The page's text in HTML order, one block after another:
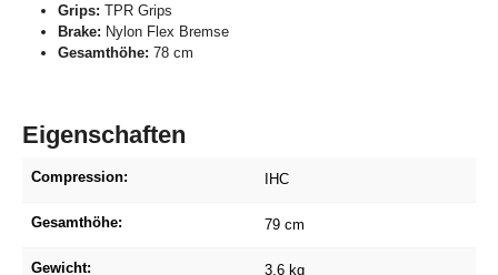
Grips: TPR Grips
Brake: Nylon Flex Bremse
Gesamthöhe: 78 cm
Eigenschaften
Compression: IHC
Gesamthöhe: 79 cm
Gewicht: 3,6 kg